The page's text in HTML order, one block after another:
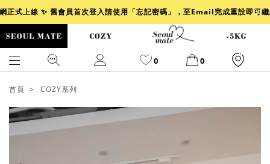
正式上線 ✨ 舊會員首次登入請使用「忘記密碼」，至Email完成重設即可
0 0
背心
牛仔
首頁 COZY系列